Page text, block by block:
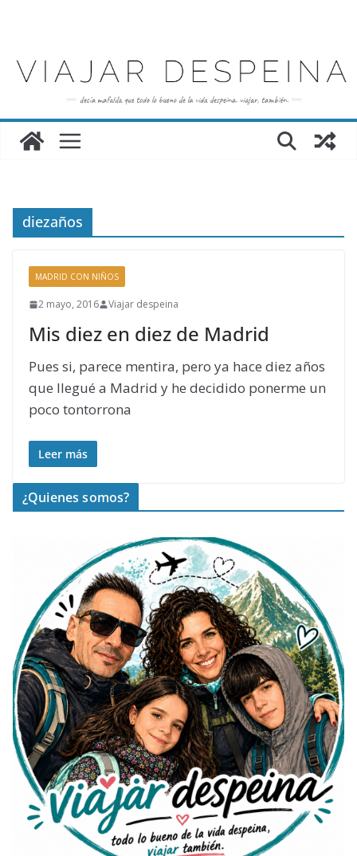
diezaños
MADRID CON NIÑOS
2 mayo, 2016 Viajar despeina
Mis diez en diez de Madrid
Pues si, parece mentira, pero ya hace diez años
que llegué a Madrid y he decidido ponerme un
poco tontorrona
Leer más
¿Quienes somos?